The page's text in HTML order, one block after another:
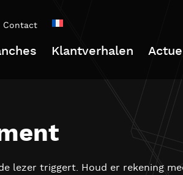
Contact
Klantverhalen
lezer triggert. Houd er rekening